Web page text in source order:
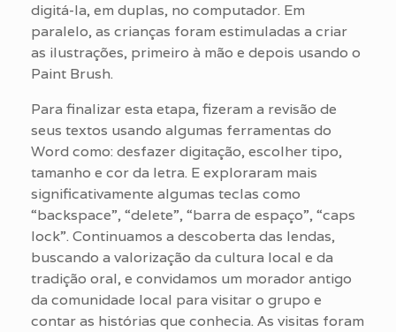
digitá-la, em duplas, no computador. Em
paralelo, as crianças foram estimuladas a criar
as ilustrações, primeiro à mão e depois usando o
Paint Brush.
Para finalizar esta etapa, fizeram a revisão de
seus textos usando algumas ferramentas do
Word como: desfazer digitação, escolher tipo,
tamanho e cor da letra. E exploraram mais
significativamente algumas teclas como
“backspace”, “delete”, “barra de espaço”, “caps
lock”. Continuamos a descoberta das lendas,
buscando a valorização da cultura local e da
tradição oral, e convidamos um morador antigo
da comunidade local para visitar o grupo e
contar as histórias que conhecia. As visitas foram